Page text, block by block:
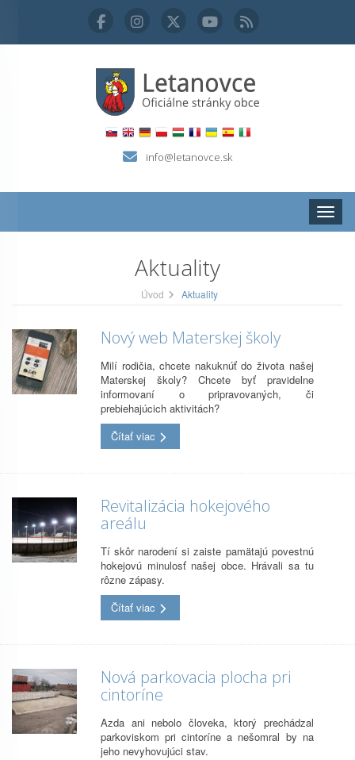
info@letanovce.sk
Aktuality
Úvod Aktuality
Nový web Materskej školy
Milí rodičia, chcete nakuknúť do života našej
Materskej školy? Chcete byť pravidelne
informovaní o pripravovaných, či
prebiehajúcich aktivitách?
Čítať viac
Revitalizácia hokejového
areálu
Tí skôr narodení si zaiste pamätajú povestnú
hokejovú minulosť našej obce. Hrávali sa tu
rôzne zápasy.
Čítať viac
Nová parkovacia plocha pri
cintoríne
Azda ani nebolo človeka, ktorý prechádzal
parkoviskom pri cintoríne a nešomral by na
jeho nevyhovujúci stav.